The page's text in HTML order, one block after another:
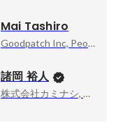
Mai Tashiro
Goodpatch Inc, People Empowerment Office
諸岡 裕人
株式会社カミナシ, 代表取締役